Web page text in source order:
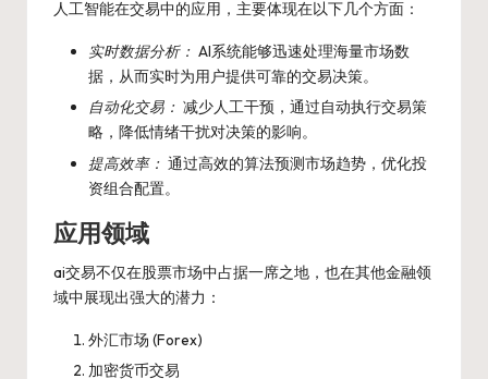
人工智能在交易中的应用，主要体现在以下几个方面：
实时数据分析： AI系统能够迅速处理海量市场数
据，从而实时为用户提供可靠的交易决策。
自动化交易： 减少人工干预，通过自动执行交易策
略，降低情绪干扰对决策的影响。
提高效率： 通过高效的算法预测市场趋势，优化投
资组合配置。
应用领域
ai交易不仅在股票市场中占据一席之地，也在其他金融领
域中展现出强大的潜力：
外汇市场 (Forex)
加密货币交易